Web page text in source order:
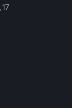
17